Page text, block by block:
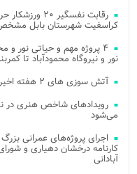
کراسفیت شهرستان بابل
۴ پروژه مهم و حیاتی نور و
نور و نیروگاه محمودآباد تا
آتش‌ سوزی‌ های ۲ هفته اخیر میانکاله عمدی بود
می‌شود
اجرای پروژه‌های عمرانی
کارنامه درخشان دهیاری و
آبادانی